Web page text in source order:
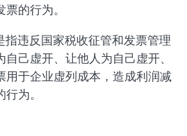
的行为。
指违反国家税收征管和发票管理
己虚开、让他人为自己虚开、
用于企业虚列成本，造成利润减
为。